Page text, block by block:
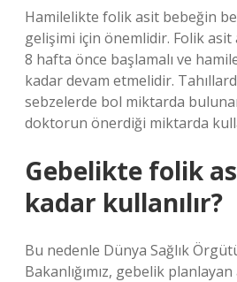
Hamilelikte folik asit bebeğin
gelişimi için önemlidir. Folik asit
8 hafta önce başlamalı ve
kadar devam etmelidir.
sebzelerde bol miktarda
doktorun önerdiği miktarda
Gebelikte folik
kadar kullanılır?
Bu nedenle Dünya Sağlık
Bakanlığımız, gebelik